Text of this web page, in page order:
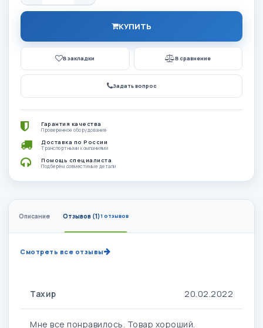
КУПИТЬ
В закладки В сравнение
Задать вопрос
Гарантия качества
Проверенное оборудование
Доставка по России
Транспортными компаниями
Помощь специалиста
Подберём совместимые детали
Описание Отзывов (1)1 отзывов
Смотреть все отзывы
Тахир 20.02.2022
Мне все понравилось. Товар хороший.